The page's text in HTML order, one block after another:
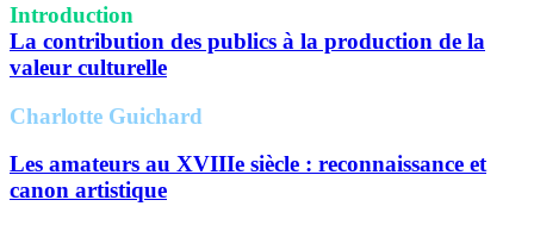
Introduction
La contribution des publics à la production de la
valeur culturelle
Charlotte Guichard
Les amateurs au XVIIIe siècle : reconnaissance et
canon artistique